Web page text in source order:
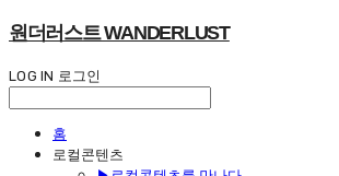
원더러스트 WANDERLUST
LOG IN 로그인
홈
로컬콘텐츠